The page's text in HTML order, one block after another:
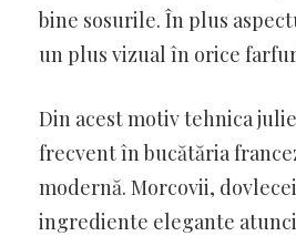
bine sosurile. În plus
un plus vizual în orice
Din acest motiv tehnica
frecvent în bucătăria
modernă. Morcovii,
ingrediente elegante